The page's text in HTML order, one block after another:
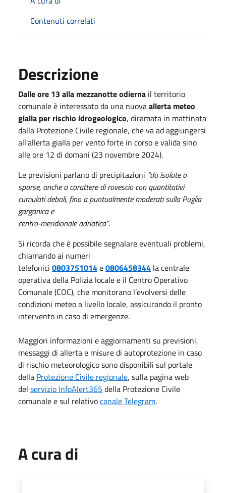
Contenuti correlati
Descrizione
Dalle ore 13 alla mezzanotte odierna il territorio
comunale è interessato da una nuovaallerta meteo
gialla per rischio idrogeologico, diramata in mattinata
dalla Protezione Civile regionale, che va ad aggiungersi
all'allerta gialla per vento forte in corso e valida sino
alle ore 12 di domani (23 novembre 2024).
Le previsioni parlano di precipitazioni “da isolate a
sparse, anche a carattere di rovescio con quantitativi
cumulati deboli, fino a puntualmente moderati sulla Puglia
garganica e
centro-meridionale adriatica”.
Si ricorda che è possibile segnalare eventuali problemi,
chiamando ai numeri
telefonici 0803751014e0806458344 la centrale
operativa della Polizia locale e il Centro Operativo
Comunale (COC), che monitorano l’evolversi delle
condizioni meteo a livello locale, assicurando il pronto
intervento in caso di emergenze.
Maggiori informazioni e aggiornamenti su previsioni,
messaggi di allerta e misure di autoprotezione in caso
di rischio meteorologico sono disponibili sul portale
della Protezione Civile regionale, sulla pagina web
del servizio InfoAlert365 della Protezione Civile
comunale e sul relativocanale Telegram.
A cura di